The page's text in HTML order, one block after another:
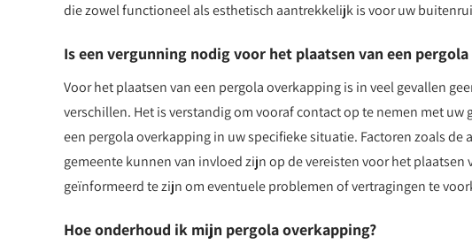
die zowel functioneel als esthetisch aantrekkelijk is voor uw
Is een vergunning nodig voor het plaatsen van een
Voor het plaatsen van een pergola overkapping is in veel gevallen
verschillen. Het is verstandig om vooraf contact op te nemen met
een pergola overkapping in uw specifieke situatie. Factoren zoals
gemeente kunnen van invloed zijn op de vereisten voor het
geïnformeerd te zijn om eventuele problemen of vertragingen te
Hoe onderhoud ik mijn pergola overkapping?